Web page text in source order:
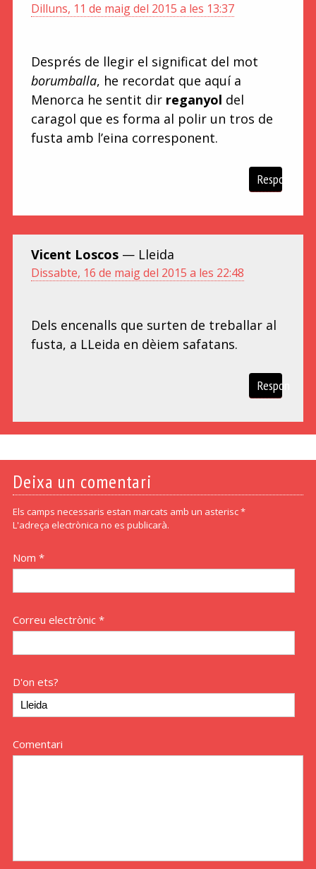
Dilluns, 11 de maig del 2015 a les 13:37
Després de llegir el significat del mot
borumballa, he recordat que aquí a
Menorca he sentit dir reganyol del
caragol que es forma al polir un tros de
fusta amb l’eina corresponent.
Respon
Vicent Loscos — Lleida
Dissabte, 16 de maig del 2015 a les 22:48
Dels encenalls que surten de treballar al
fusta, a LLeida en dèiem safatans.
Respon
Deixa un comentari
Els camps necessaris estan marcats amb un asterisc *
L'adreça electrònica no es publicarà.
Nom *
Correu electrònic *
D'on ets?
Comentari